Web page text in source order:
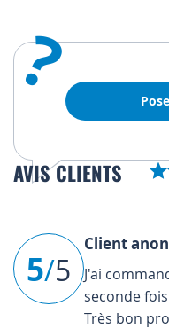
?
AVIS CLIENTS
5/5
Client
J'ai
seconde
Très bon